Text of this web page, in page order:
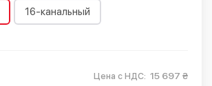
16-канальный
Цена с НДС: 15 697 ₴